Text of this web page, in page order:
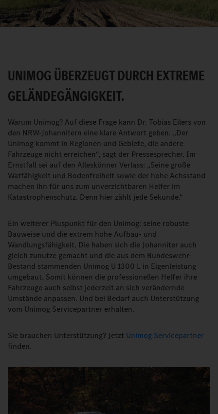
Video
UNIMOG ÜBERZEUGT DURCH EXTREME
GELÄNDEGÄNGIGKEIT.
Warum Unimog? Auf diese Frage kann Dr. Tobias Eilers von
den NRW-Johannitern eine klare Antwort geben. „Der
Unimog kommt in Regionen und Gebiete, die andere
Fahrzeuge nicht erreichen“, sagt der Pressesprecher. Im
Ernstfall sei auf den Alleskönner Verlass: „Seine große
Watfähigkeit und Bodenfreiheit sowie der hohe Achsstand
machen ihn für uns zum unverzichtbaren Helfer im
Katastrophenschutz. Denn hier zählt jede Sekunde.“
Ein weiterer Pluspunkt für den Unimog: seine robuste
Bauweise und die extrem hohe Aufbau- und
Wandlungsfähigkeit. Die haben sich die Johanniter auch
gleich zunutze gemacht und die aus dem Bundeswehr-
Bestand stammenden Unimog U 1300 L in Eigenleistung
umgebaut. Somit können die professionellen Helfer ihre
Fahrzeuge auch selbst jederzeit an sich verändernde
Umstände anpassen. Und bei Bedarf auch Unterstützung
vom Unimog Servicepartner erhalten.
Sie brauchen Unterstützung? Jetzt Unimog Servicepartner
finden.